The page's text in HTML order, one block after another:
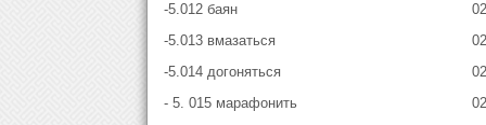
-5.012 баян
-5.013 вмазаться
-5.014 догоняться
- 5. 015 марафонить